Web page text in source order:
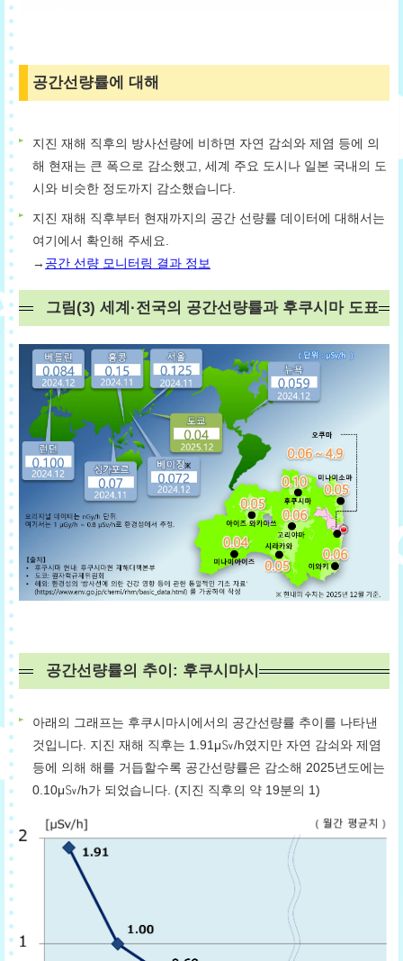
공간선량률에 대해
지진 재해 직후의 방사선량에 비하면 자연 감쇠와 제염 등에 의
해 현재는 큰 폭으로 감소했고, 세계 주요 도시나 일본 국내의 도
시와 비슷한 정도까지 감소했습니다.
지진 재해 직후부터 현재까지의 공간 선량률 데이터에 대해서는
여기에서 확인해 주세요.
→ 공간 선량 모니터링 결과 정보
그림(3) 세계·전국의 공간선량률과 후쿠시마 도표
공간선량률의 추이: 후쿠시마시
아래의 그래프는 후쿠시마시에서의 공간선량률 추이를 나타낸
것입니다. 지진 재해 직후는 1.91μ㏜/h였지만 자연 감쇠와 제염
등에 의해 해를 거듭할수록 공간선량률은 감소해 2025년도에는
0.10μ㏜/h가 되었습니다. (지진 직후의 약 19분의 1)